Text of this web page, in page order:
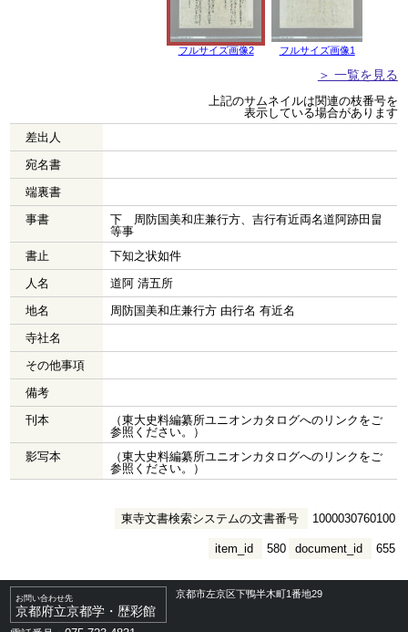
フルサイズ画像2 フルサイズ画像1
＞ 一覧を見る
上記のサムネイルは関連の枝番号を
表示している場合があります
差出人
宛名書
端裏書
事書
下 周防国美和庄兼行方、吉行有近両名道阿跡田畠
等事
書止
下知之状如件
人名
道阿 清五所
地名
周防国美和庄兼行方 由行名 有近名
寺社名
その他事項
備考
刊本
（東大史料編纂所ユニオンカタログへのリンクをご
参照ください。）
影写本
（東大史料編纂所ユニオンカタログへのリンクをご
参照ください。）
東寺文書検索システムの文書番号 1000030760100
document_id 655
item_id 580
お問い合わせ先
京都府立京都学・歴彩館
京都市左京区下鴨半木町1番地29